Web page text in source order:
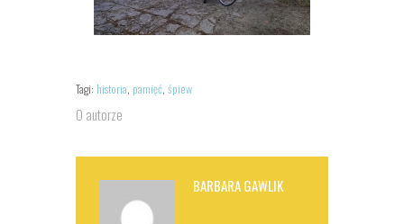
Tagi: historia, pamięć, śpiew
O autorze
BARBARA GAWLIK